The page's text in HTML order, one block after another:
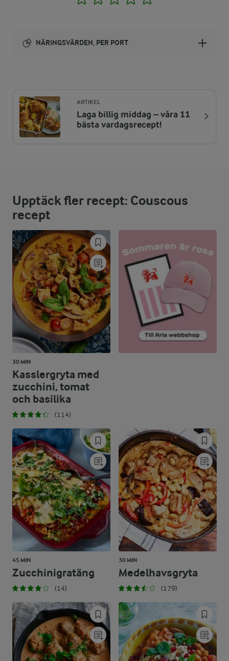
NÄRINGSVÄRDEN, PER PORT
ENERGIDISTRIBUTION %
NÄRINGSVÄRDEN PER PORT
Fett:
46,8 %
31,6 g
Kolhydrater:
35,4 %
52 g
ARTIKEL
Laga billig middag – våra 11
bästa vardagsrecept!
Upptäck fler recept: Couscous
recept
30 MIN
Kasslergryta med
zucchini, tomat
och basilika
(114)
45 MIN
Zucchinigratäng
(14)
30 MIN
Medelhavsgryta
(179)